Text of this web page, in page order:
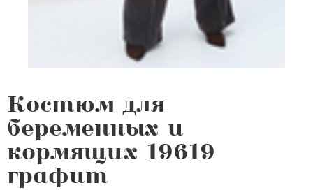
Костюм для
беременных и
кормящих 19619
графит